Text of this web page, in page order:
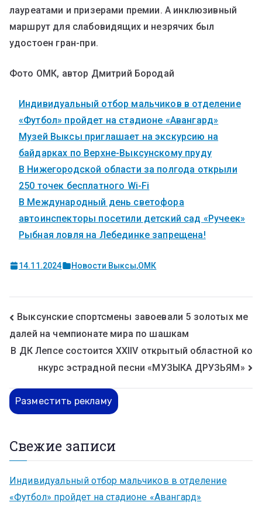
лауреатами и призерами премии. А инклюзивный
маршрут для слабовидящих и незрячих был
удостоен гран-при.
Фото ОМК, автор Дмитрий Бородай
Индивидуальный отбор мальчиков в отделение
«Футбол» пройдет на стадионе «Авангард»
Музей Выксы приглашает на экскурсию на
байдарках по Верхне-Выксунскому пруду
В Нижегородской области за полгода открыли
250 точек бесплатного Wi-Fi
В Международный день светофора
автоинспекторы посетили детский сад «Ручеек»
Рыбная ловля на Лебединке запрещена!
14.11.2024 Новости Выксы,ОМК
Выксунские спортсмены завоевали 5 золотых ме
далей на чемпионате мира по шашкам
В ДК Лепсе состоится XXIIV открытый областной ко
нкурс эстрадной песни «МУЗЫКА ДРУЗЬЯМ»
Разместить рекламу
Свежие записи
Индивидуальный отбор мальчиков в отделение
«Футбол» пройдет на стадионе «Авангард»